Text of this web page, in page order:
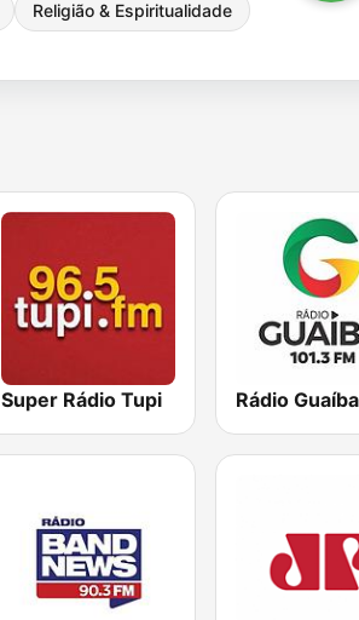
Religião & Espiritualidade
Super Rádio Tupi Rádio Guaíba